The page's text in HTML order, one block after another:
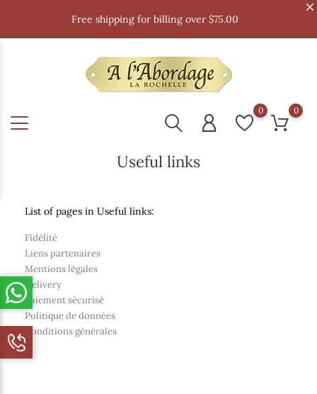
Free shipping for billing over $75.00
0 0
Useful links
List of pages in Useful links:
Fidélité
Liens partenaires
Mentions légales
Delivery
Paiement sécurisé
Politique de données
Conditions générales